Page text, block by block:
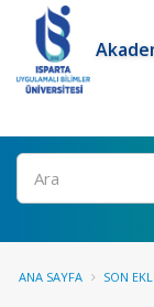
Ara
ANA SAYFA SON